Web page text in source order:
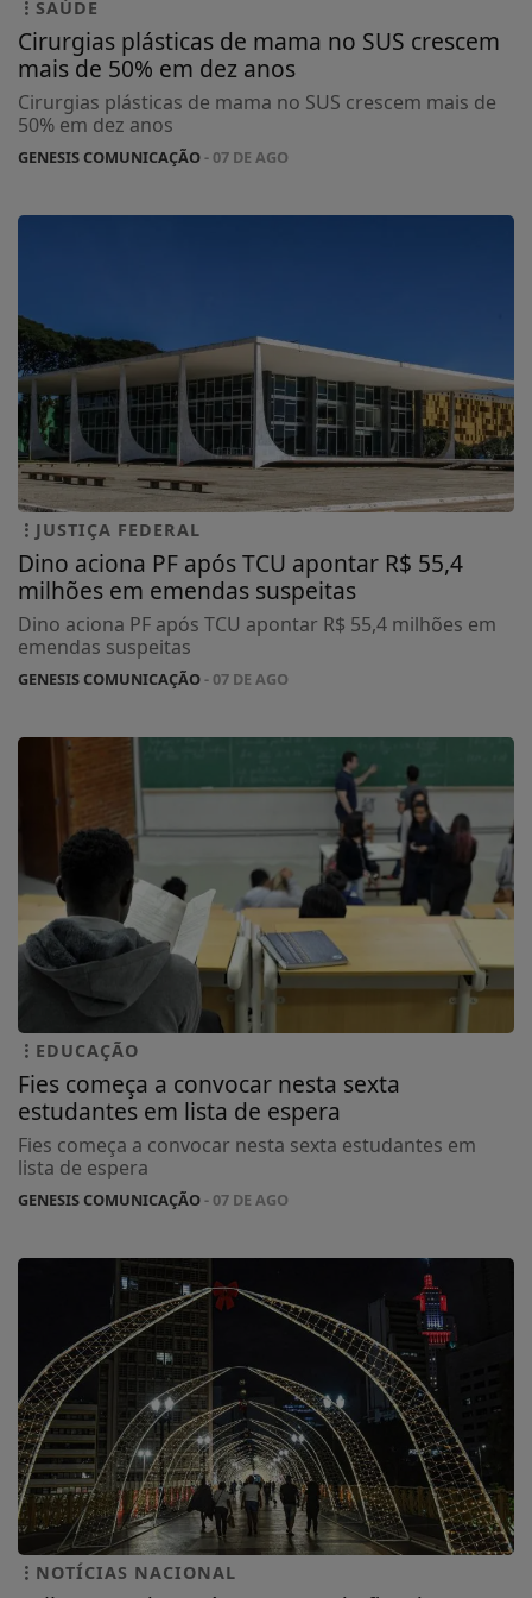
SAÚDE
Cirurgias plásticas de mama no SUS crescem
mais de 50% em dez anos
Cirurgias plásticas de mama no SUS crescem mais de
50% em dez anos
GENESIS COMUNICAÇÃO- 07 DE AGO
JUSTIÇA FEDERAL
Dino aciona PF após TCU apontar R$ 55,4
milhões em emendas suspeitas
Dino aciona PF após TCU apontar R$ 55,4 milhões em
emendas suspeitas
GENESIS COMUNICAÇÃO- 07 DE AGO
EDUCAÇÃO
Fies começa a convocar nesta sexta
estudantes em lista de espera
Fies começa a convocar nesta sexta estudantes em
lista de espera
GENESIS COMUNICAÇÃO- 07 DE AGO
NOTÍCIAS NACIONAL